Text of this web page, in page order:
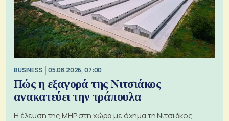
BUSINESS 05.08.2026, 07:00
Πώς η εξαγορά της Νιτσιάκος
ανακατεύει την τράπουλα
H έλευση της MHP στη χώρα με όχημα τη Νιτσιάκος